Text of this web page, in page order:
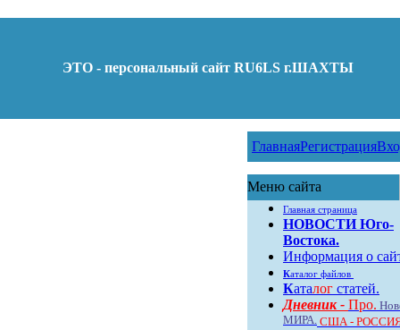
ЭТО - персональный сайт RU6LS г.ШАХТЫ
ГлавнаяРегистрация
Меню сайта
Главная страница
НОВОСТИ Юго-
Востока.
Информация о
Каталог файлов
Каталогстатей.
Дневник - Про.
МИРА.США -